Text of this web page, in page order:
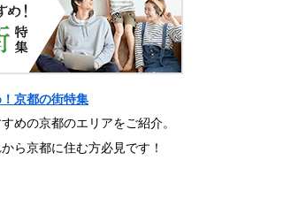
京都の街特集
めの京都のエリアをご紹介。
ら京都に住む方必見です！